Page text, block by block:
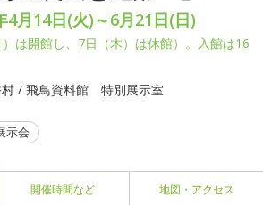
4月14日(火)～6月21日(日)
は開館し、7日（木）は休館）。入館は16
村 / 飛鳥資料館 特別展示室
示会
開催時間など 地図・アクセス